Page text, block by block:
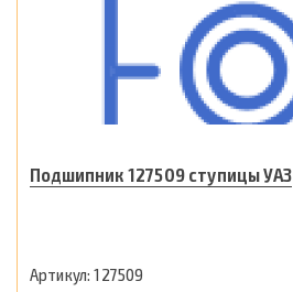
Подшипник 127509 ступицы УАЗ
127509